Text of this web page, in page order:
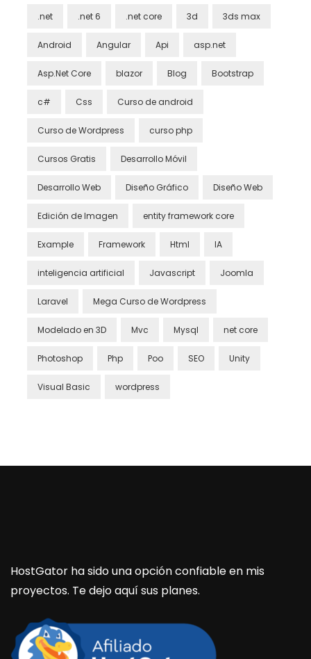
.net .net 6 .net core 3d 3ds max
Android Angular Api asp.net
Asp.Net Core blazor Blog Bootstrap
c# Css Curso de android
Curso de Wordpress curso php
Cursos Gratis Desarrollo Móvil
Desarrollo Web Diseño Gráfico Diseño Web
Edición de Imagen entity framework core
Example Framework Html IA
inteligencia artificial Javascript Joomla
Laravel Mega Curso de Wordpress
Modelado en 3D Mvc Mysql net core
Photoshop Php Poo SEO Unity
Visual Basic wordpress
HostGator ha sido una opción confiable en mis
proyectos. Te dejo aquí sus planes.